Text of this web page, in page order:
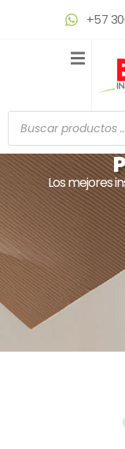
+57
de
productos
Los mejores